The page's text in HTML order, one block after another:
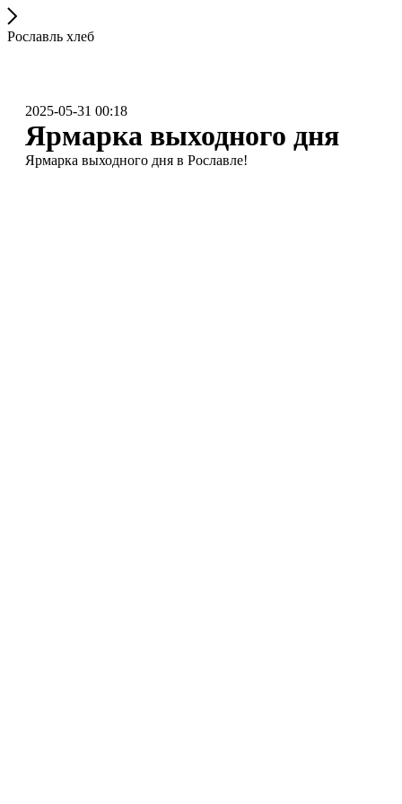
Рославль хлеб
2025-05-31 00:18
Ярмарка выходного дня
Ярмарка выходного дня в Рославле!